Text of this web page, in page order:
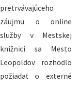
pretrvávajúceho
záujmu o online
služby v Mestskej
knižnici sa Mesto
Leopoldov rozhodlo
požiadať o externé